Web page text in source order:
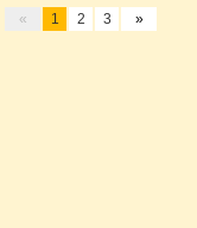
« 1 2 3 »